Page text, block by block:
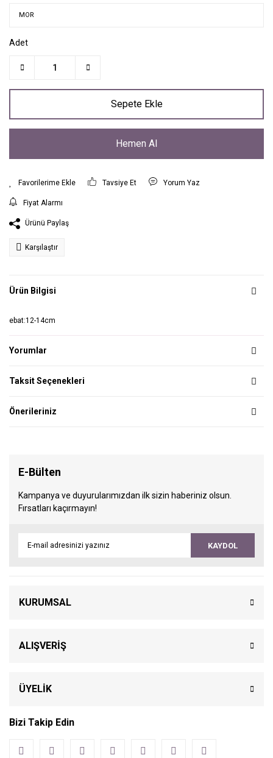
Adet
Sepete Ekle
Hemen Al
Tavsiye Et Yorum Yaz
Fiyat Alarmı
Ürünü Paylaş
Karşılaştır
Ürün Bilgisi
ebat:12-14cm
Yorumlar
Taksit Seçenekleri
Önerileriniz
E-Bülten
Kampanya ve duyurularımızdan ilk sizin haberiniz olsun.
Fırsatları kaçırmayın!
KAYDOL
KURUMSAL
ALIŞVERİŞ
ÜYELİK
Bizi Takip Edin